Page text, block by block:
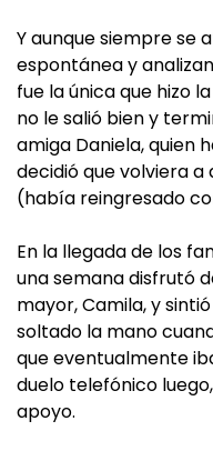
Y aunque siempre se
espontánea y
fue la única que hizo
no le salió bien y
amiga Daniela, quien
decidió que volviera
(había reingresado
En la llegada de los
una semana disfrutó
mayor, Camila, y
soltado la mano
que eventualmente
duelo telefónico
apoyo.